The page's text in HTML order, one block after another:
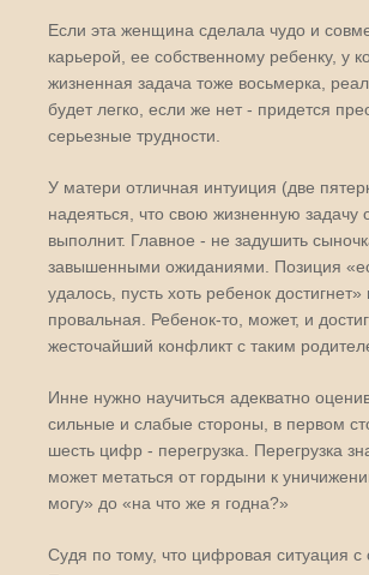
Если эта женщина сделала чудо и
карьерой, ее собственному ребенку, у
жизненная задача тоже восьмерка,
будет легко, если же нет - придется
серьезные трудности.
У матери отличная интуиция (две
надеяться, что свою жизненную задачу
выполнит. Главное - не задушить
завышенными ожиданиями. Позиция
удалось, пусть хоть ребенок достигнет»
провальная. Ребенок-то, может, и
жесточайший конфликт с таким
Инне нужно научиться адекватно
сильные и слабые стороны, в первом
шесть цифр - перегрузка. Перегрузка
может метаться от гордыни к
могу» до «на что же я годна?»
Судя по тому, что цифровая ситуация с